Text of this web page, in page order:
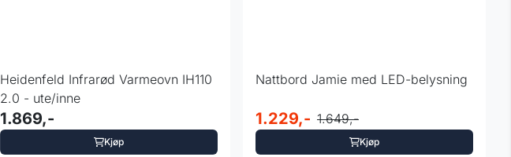
Heidenfeld Infrarød Varmeovn IH110
2.0 - ute/inne
1.869,-
Kjøp
Nattbord Jamie med LED-belysning
1.229,- 1.649,-
Kjøp